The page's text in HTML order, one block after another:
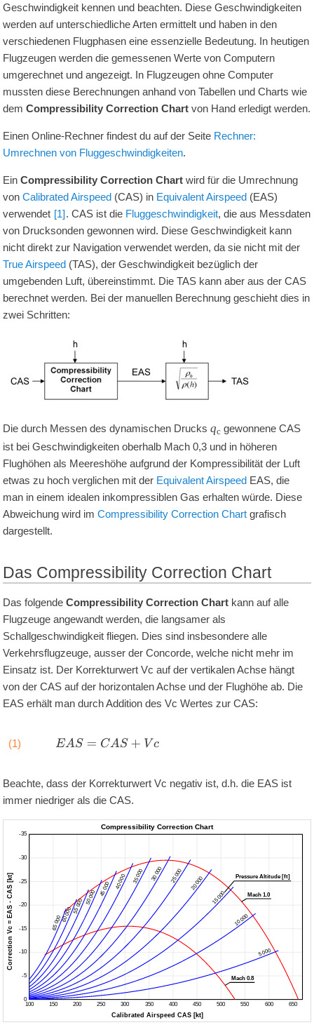
Geschwindigkeit kennen und beachten. Diese Geschwindigkeiten
werden auf unterschiedliche Arten ermittelt und haben in den
verschiedenen Flugphasen eine essenzielle Bedeutung. In heutigen
Flugzeugen werden die gemessenen Werte von Computern
umgerechnet und angezeigt. In Flugzeugen ohne Computer
mussten diese Berechnungen anhand von Tabellen und Charts wie
demCompressibility Correction Chart von Hand erledigt werden.
Einen Online-Rechner findest du auf der Seite Rechner:
Umrechnen von Fluggeschwindigkeiten.
EinCompressibility Correction Chart wird für die Umrechnung
vonCalibrated Airspeed (CAS) in Equivalent Airspeed (EAS)
verwendet [1]. CAS ist die Fluggeschwindigkeit, die aus Messdaten
von Drucksonden gewonnen wird. Diese Geschwindigkeit kann
nicht direkt zur Navigation verwendet werden, da sie nicht mit der
True Airspeed (TAS), der Geschwindigkeit bezüglich der
umgebenden Luft, übereinstimmt. Die TAS kann aber aus der CAS
berechnet werden. Bei der manuellen Berechnung geschieht dies in
zwei Schritten:
Die durch Messen des dynamischen Drucksqc gewonnene CAS
ist bei Geschwindigkeiten oberhalb Mach0,3 und in höheren
Flughöhen als Meereshöhe aufgrund der Kompressibilität der Luft
etwas zu hoch verglichen mit der Equivalent Airspeed EAS, die
man in einem idealen inkompressiblen Gas erhalten würde. Diese
Abweichung wird imCompressibility Correction Chart grafisch
dargestellt.
Das Compressibility Correction Chart
Das folgendeCompressibility Correction Chart kann auf alle
Flugzeuge angewandt werden, die langsamer als
Schallgeschwindigkeit fliegen. Dies sind insbesondere alle
Verkehrsflugzeuge, ausser der Concorde, welche nicht mehr im
Einsatz ist. Der Korrekturwert Vc auf der vertikalen Achse hängt
von der CAS auf der horizontalen Achse und der Flughöhe ab. Die
EAS erhält man durch Addition des Vc Wertes zur CAS:
(1) EAS= CAS+ Vc
Beachte, dass der Korrekturwert Vc negativ ist, d.h. die EAS ist
immer niedriger als die CAS.